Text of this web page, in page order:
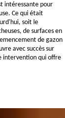
intéressante pour
Ce qui était
soit le
de surfaces en
de gazon
avec succès sur
intervention qui offre